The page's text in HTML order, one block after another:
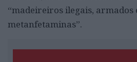
“madeireiros ilegais, armados
metanfetaminas”.